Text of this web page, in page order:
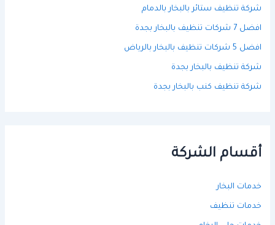
شركة تنظيف ستائر بالبخار بالدمام
افضل 7 شركات تنظيف بالبخار بجدة
افضل 5 شركات تنظيف بالبخار بالرياض
شركة تنظيف بالبخار بجدة
شركة تنظيف كنب بالبخار بجدة
أقسام الشركة
خدمات البخار
خدمات تنظيف